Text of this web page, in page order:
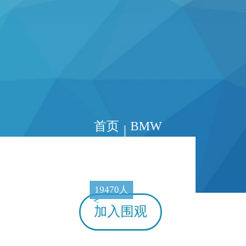
首页 | BMW
加入
19470人
围观